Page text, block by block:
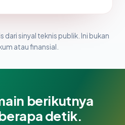
sinyal teknis publik. Ini bukan
atau finansial.
berikutnya
detik.